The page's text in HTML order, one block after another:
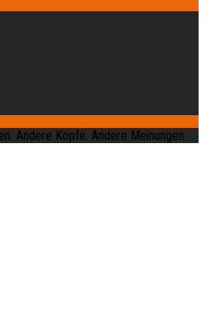
Andere Köpfe. Andere Meinungen.